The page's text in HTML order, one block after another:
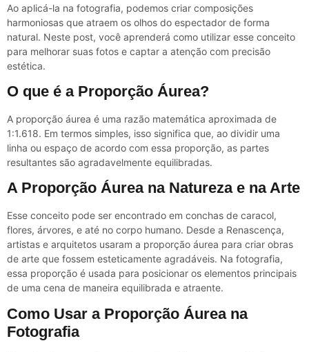
Ao aplicá-la na fotografia, podemos criar composições
harmoniosas que atraem os olhos do espectador de forma
natural. Neste post, você aprenderá como utilizar esse conceito
para melhorar suas fotos e captar a atenção com precisão
estética.
O que é a Proporção Áurea?
A proporção áurea é uma razão matemática aproximada de
1:1.618. Em termos simples, isso significa que, ao dividir uma
linha ou espaço de acordo com essa proporção, as partes
resultantes são agradavelmente equilibradas.
A Proporção Áurea na Natureza e na Arte
Esse conceito pode ser encontrado em conchas de caracol,
flores, árvores, e até no corpo humano. Desde a Renascença,
artistas e arquitetos usaram a proporção áurea para criar obras
de arte que fossem esteticamente agradáveis. Na fotografia,
essa proporção é usada para posicionar os elementos principais
de uma cena de maneira equilibrada e atraente.
Como Usar a Proporção Áurea na
Fotografia